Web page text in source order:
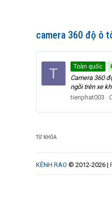
camera 360 độ ô
T Toàn quốc
Camera 360
ngồi trên xe
tienphat003
TỪ KHÓA
KÊNH RAO © 2012-2026 |